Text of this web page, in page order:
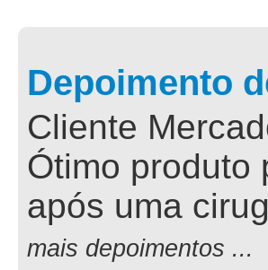
Depoimento
Cliente
Ótimo produto
após uma
mais depoimentos ...